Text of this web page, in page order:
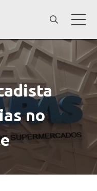
no